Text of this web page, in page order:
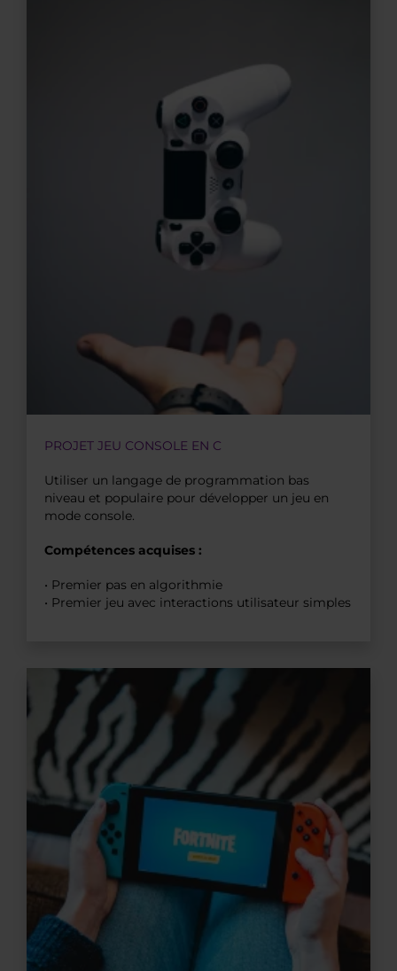
PROJET JEU CONSOLE EN C
Utiliser un langage de programmation bas
niveau et populaire pour développer un jeu en
mode console.
Compétences acquises :
• Premier pas en algorithmie
• Premier jeu avec interactions utilisateur simples